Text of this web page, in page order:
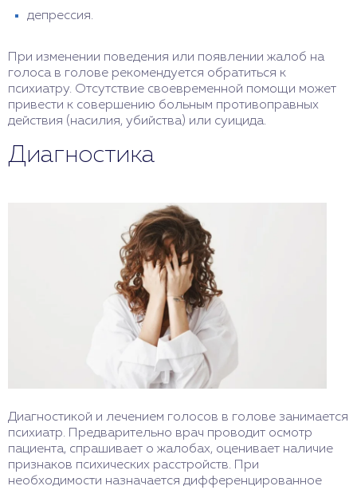
депрессия.
При изменении поведения или появлении жалоб на
голоса в голове рекомендуется обратиться к
психиатру. Отсутствие своевременной помощи может
привести к совершению больным противоправных
действия (насилия, убийства) или суицида.
Диагностика
Диагностикой и лечением голосов в голове занимается
психиатр. Предварительно врач проводит осмотр
пациента, спрашивает о жалобах, оценивает наличие
признаков психических расстройств. При
необходимости назначается дифференцированное